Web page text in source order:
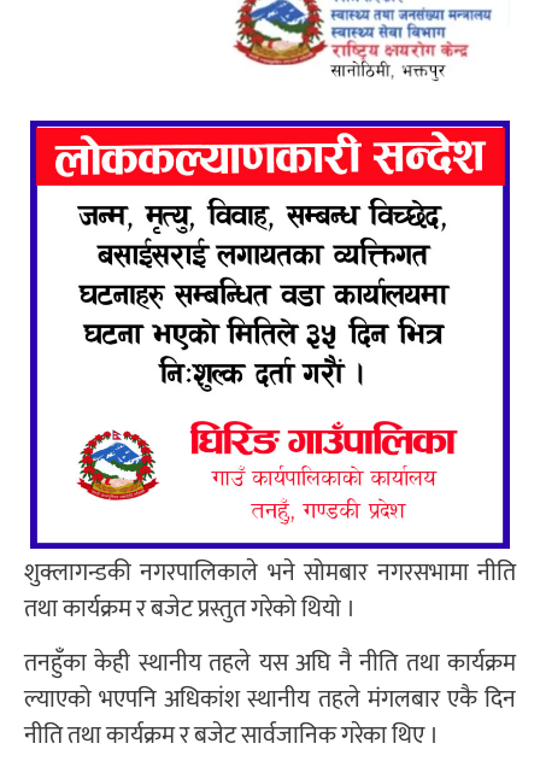
शुक्लागन्डकी नगरपालिकाले भने सोमबार नगरसभामा नीति
तथा कार्यक्रम र बजेट प्रस्तुत गरेको थियो ।
तनहुँका केही स्थानीय तहले यस अघि नै नीति तथा कार्यक्रम
ल्याएको भएपनि अधिकांश स्थानीय तहले मंगलबार एकै दिन
नीति तथा कार्यक्रम र बजेट सार्वजानिक गरेका थिए ।